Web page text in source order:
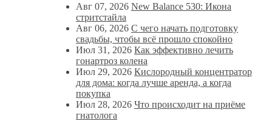
Авг 07, 2026 New Balance 530: Икона
стритстайла
Авг 06, 2026 С чего начать подготовку
свадьбы, чтобы всё прошло спокойно
Июл 31, 2026 Как эффективно лечить
гонартроз колена
Июл 29, 2026 Кислородный концентратор
для дома: когда лучше аренда, а когда
покупка
Июл 28, 2026 Что происходит на приёме
гнатолога